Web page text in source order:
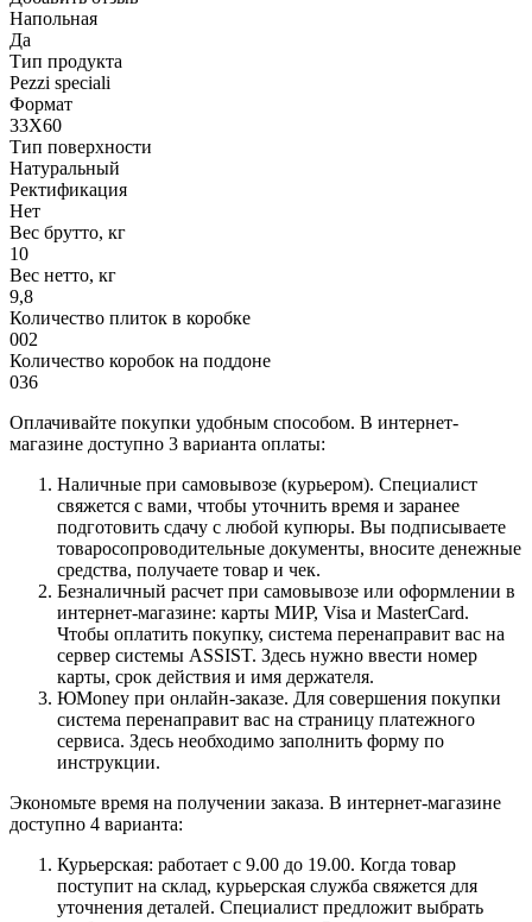
Напольная
Да
Тип продукта
Pezzi speciali
Формат
33X60
Тип поверхности
Натуральный
Ректификация
Нет
Вес брутто, кг
10
Вес нетто, кг
9,8
Количество плиток в коробке
002
Количество коробок на поддоне
036
Оплачивайте покупки удобным способом. В интернет-
магазине доступно 3 варианта оплаты:
Наличные при самовывозе (курьером). Специалист
свяжется с вами, чтобы уточнить время и заранее
подготовить сдачу с любой купюры. Вы подписываете
товаросопроводительные документы, вносите денежные
средства, получаете товар и чек.
Безналичный расчет при самовывозе или оформлении в
интернет-магазине: карты МИР, Visa и MasterCard.
Чтобы оплатить покупку, система перенаправит вас на
сервер системы ASSIST. Здесь нужно ввести номер
карты, срок действия и имя держателя.
ЮMoney при онлайн-заказе. Для совершения покупки
система перенаправит вас на страницу платежного
сервиса. Здесь необходимо заполнить форму по
инструкции.
Экономьте время на получении заказа. В интернет-магазине
доступно 4 варианта:
Курьерская: работает с 9.00 до 19.00. Когда товар
поступит на склад, курьерская служба свяжется для
уточнения деталей. Специалист предложит выбрать